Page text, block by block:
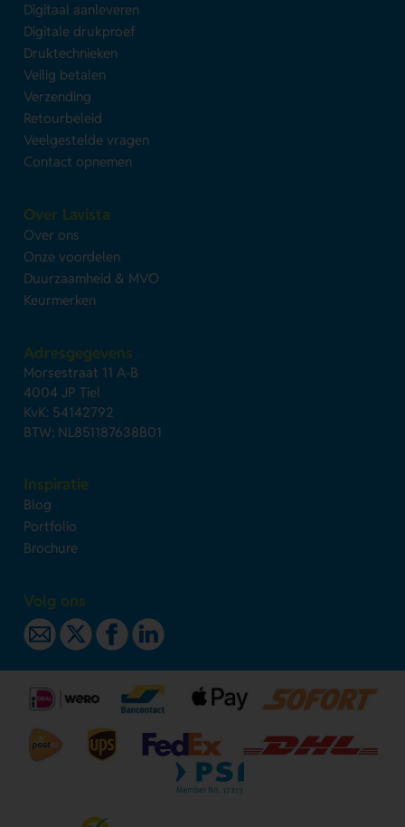
Digitaal aanleveren
Digitale drukproef
Druktechnieken
Veilig betalen
Verzending
Retourbeleid
Veelgestelde vragen
Contact opnemen
Over Lavista
Over ons
Onze voordelen
Duurzaamheid & MVO
Keurmerken
Adresgegevens
Morsestraat 11 A-B
4004 JP Tiel
KvK: 54142792
BTW: NL851187638B01
Inspiratie
Blog
Portfolio
Brochure
Volg ons